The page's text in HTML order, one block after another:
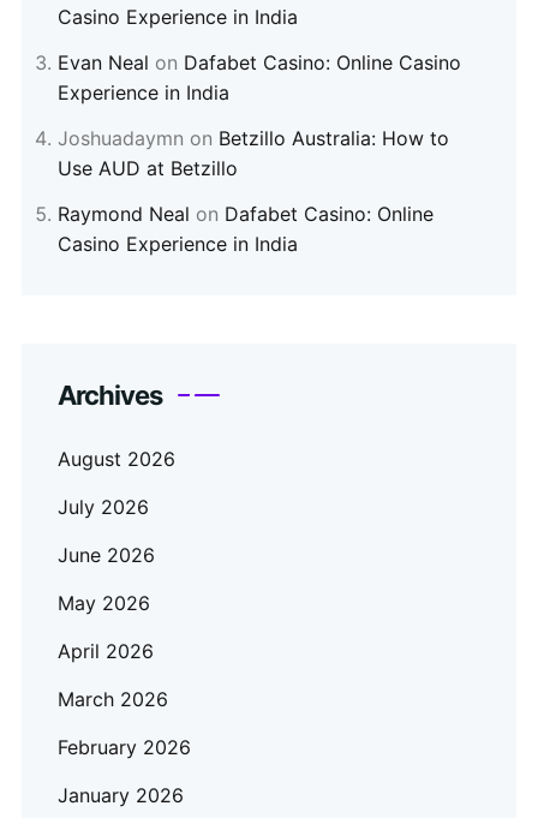
Casino Experience in India
Evan Neal on Dafabet Casino: Online Casino
Experience in India
Joshuadaymn on Betzillo Australia: How to
Use AUD at Betzillo
Raymond Neal on Dafabet Casino: Online
Casino Experience in India
Archives
August 2026
July 2026
June 2026
May 2026
April 2026
March 2026
February 2026
January 2026